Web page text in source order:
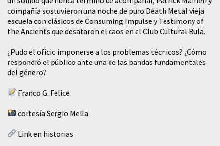
compañía sostuvieron una noche de puro Death Metal vieja
escuela con clásicos de Consuming Impulse y Testimony of
the Ancients que desataron el caos en el Club Cultural Bula.
¿Pudo el oficio imponerse a los problemas técnicos? ¿Cómo
respondió el público ante una de las bandas fundamentales
del género?
Franco G. Felice
cortesía Sergio Mella
Link en historias